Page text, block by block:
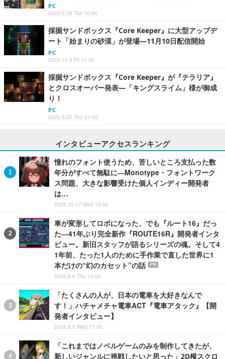
PC
2023.2.28 Tue 10:54
採掘サンドボックス『Core Keeper』に大型アップデ
ート「始まりの砂漠」が登場―11月10日配信開始
PC
2022.11.4 Fri 11:32
採掘サンドボックス『Core Keeper』が『テラリア』
とクロスオーバー発表―「キングスライム」様が御成
り！
PC
2022.9.22 Thu 21:00
インタビューアクセスランキング
憧れのフォント使うため、苦しいところ支払った数
年分がすべて無駄に―Monotype・フォントワーク
ス問題、大きな影響受けた個人インディー開発者
は…
2025.12.17 Wed 18:00
車が変形してロボになった、でも『ルート16』だっ
た―41年ぶり完全新作『ROUTE16R』開発者インタ
ビュー。新旧スタッフが語るシリーズの魂。そして4
1年前、たった1人のために手作業で直した世界に1
本だけの“幻のカセット”の話
PR
2026.8.6 Thu 12:00
「たくさんの人が、日本の電車を大好きなんで
す！」ハチャメチャ電車ACT『電車アタック』【開
発者インタビュー】
2026.8.5 Wed 17:30
「これまではノベルゲームのみを制作してきたが、
新しいジャンルに挑戦したいと思った」2D横スクロ